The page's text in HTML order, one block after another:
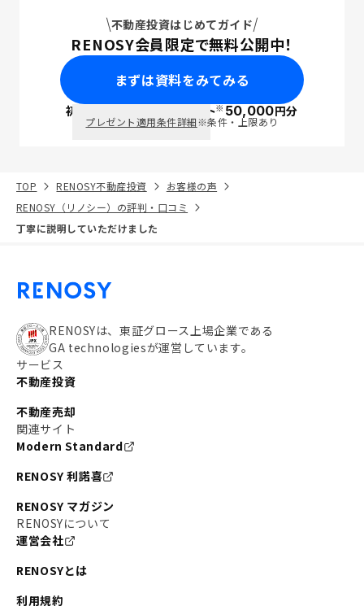
不動産投資はじめてガイド
RENOSY会員限定で無料公開中！
まずは資料をみてみる
初回面談で ポイント※50,000円分
プレゼント適用条件詳細※条件・上限あり
TOP RENOSY不動産投資
お客様の声
RENOSY（リノシー）の評判・口コミ
丁寧に説明していただけました
RENOSYは、東証グロース上場企業である
GA technologiesが運営しています。
サービス
不動産投資
不動産売却
関連サイト
Modern Standard
RENOSY 利諾喜
RENOSY マガジン
RENOSYについて
運営会社
RENOSYとは
利用規約